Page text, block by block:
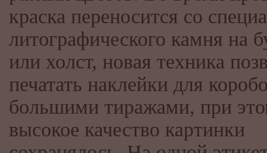
краска переносится со
литографического камня на
или холст, новая техника
печатать наклейки для
большими тиражами, при
высокое качество картинки